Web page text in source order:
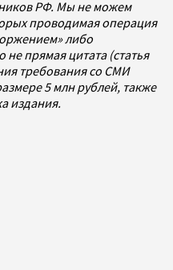
РФ. Мы не можем
проводимая операция
либо
прямая цитата (статья
требования со СМИ
5 млн рублей, также
издания.